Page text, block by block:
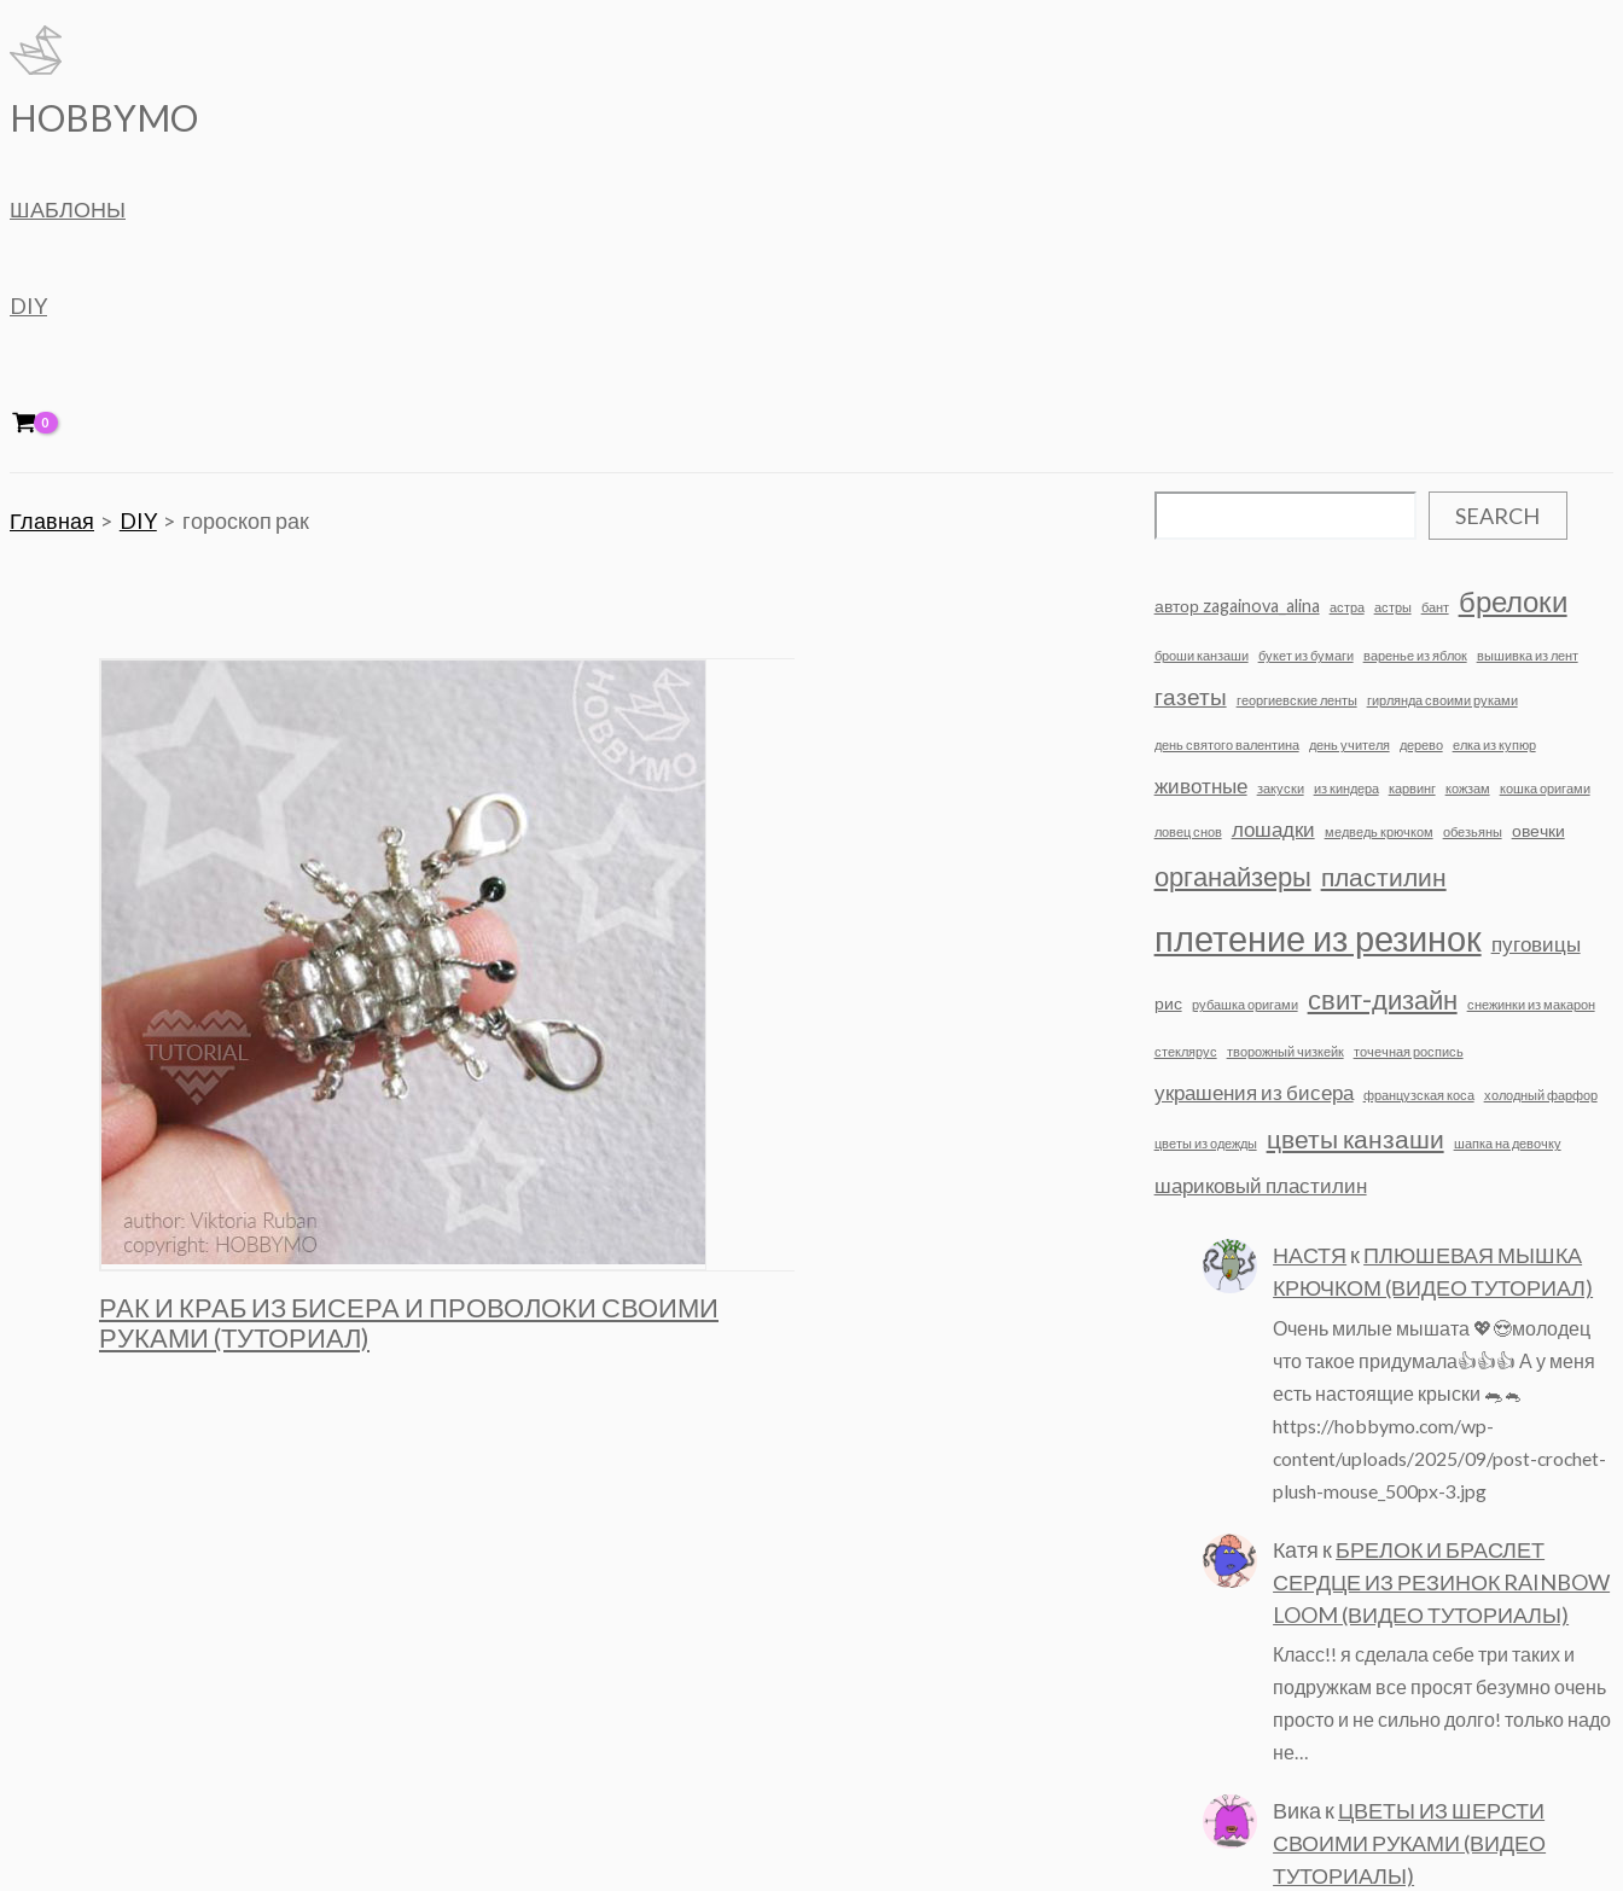
Перейти
к
содержимому
HOBBYMO
ШАБЛОНЫ
DIY
Главная DIY гороскоп рак
РАК И КРАБ ИЗ БИСЕРА И ПРОВОЛОКИ СВОИМИ
РУКАМИ (ТУТОРИАЛ)
SEARCH
автор zagainova_alina астра астры бант брелоки
броши канзаши букет из бумаги варенье из яблок вышивка из лент
газеты георгиевские ленты гирлянда своими руками
день святого валентина день учителя дерево елка из купюр
животные закуски из киндера карвинг кожзам кошка оригами
ловец снов лошадки медведь крючком обезьяны овечки
органайзеры пластилин
плетение из резинок пуговицы
рис рубашка оригами свит-дизайн снежинки из макарон
стеклярус творожный чизкейк точечная роспись
украшения из бисера французская коса холодный фарфор
цветы из одежды цветы канзаши шапка на девочку
шариковый пластилин
НАСТЯ кПЛЮШЕВАЯ МЫШКА
КРЮЧКОМ (ВИДЕО ТУТОРИАЛ)
Очень милые мышата 💖😍молодец
что такое придумала👍👍👍 А у меня
есть настоящие крыски 🐀🐁
https://hobbymo.com/wp-
content/uploads/2025/09/post-crochet-
plush-mouse_500px-3.jpg
Катя кБРЕЛОК И БРАСЛЕТ
СЕРДЦЕ ИЗ РЕЗИНОК RAINBOW
LOOM (ВИДЕО ТУТОРИАЛЫ)
Класс!! я сделала себе три таких и
подружкам все просят безумно очень
просто и не сильно долго! только надо
не…
ВикакЦВЕТЫ ИЗ ШЕРСТИ
СВОИМИ РУКАМИ (ВИДЕО
ТУТОРИАЛЫ)